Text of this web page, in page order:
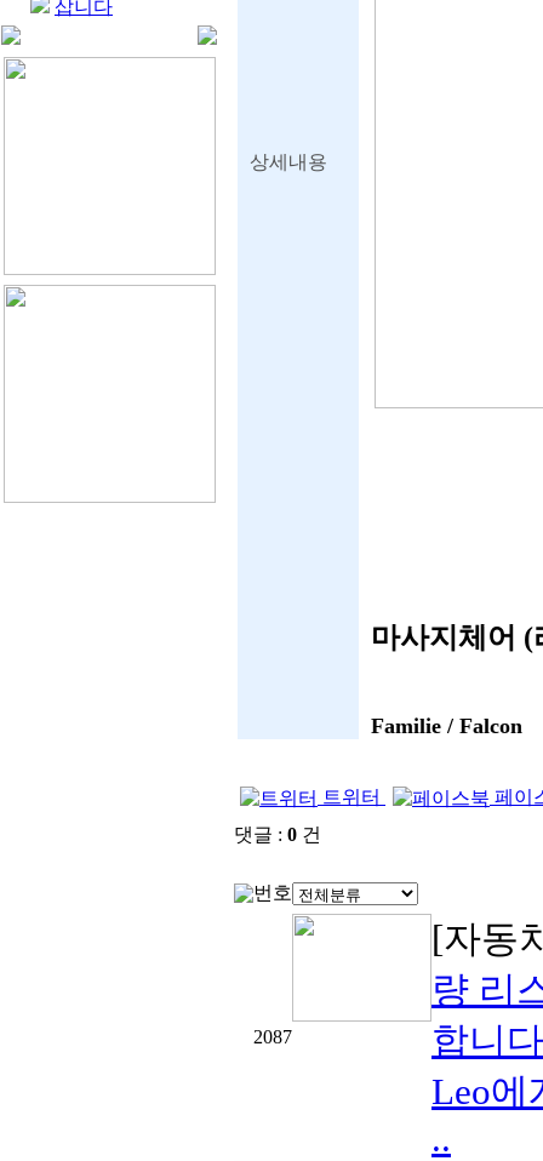
삽니다
상세내용
마사지체어
Familie / Falcon
트위터
페이
댓글 : 0 건
번호
2087
[자동
량 리
합니
Leo
..